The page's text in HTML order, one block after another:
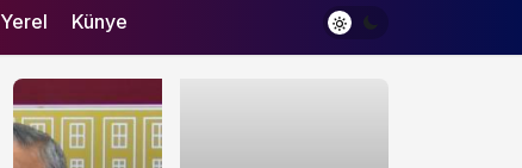
Yerel Künye